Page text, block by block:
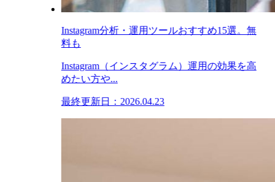
Instagram分析・運用ツールおすすめ15選。無
料も
Instagram（インスタグラム）運用の効果を高
めたい方や...
最終更新日：2026.04.23